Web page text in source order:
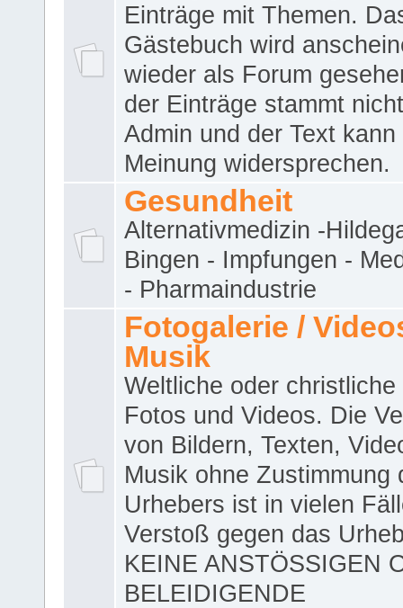
Einträge mit Themen.
Gästebuch wird
wieder als Forum
der Einträge stammt
Admin und der Text kann
Meinung widersprechen.
Gesundheit
Alternativmedizin -
Bingen - Impfungen -
- Pharmaindustrie
Fotogalerie /
Musik
Weltliche oder christliche
Fotos und Videos. Die
von Bildern, Texten,
Musik ohne Zustimmung
Urhebers ist in vielen
Verstoß gegen das
KEINE ANSTÖSSIGEN
BELEIDIGENDE